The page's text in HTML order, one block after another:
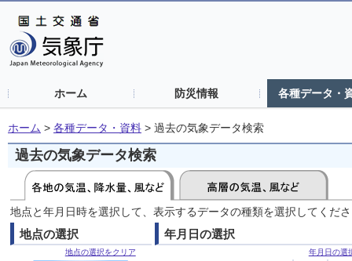
ホーム 防災情報 各種データ・
ホーム > 各種データ・資料 > 過去の気象データ検索
過去の気象データ検索
地点と年月日時を選択して、表示するデータの種類を選択してくだ
地点の選択
地点の選択をクリア
年月日の選択
年月日の選